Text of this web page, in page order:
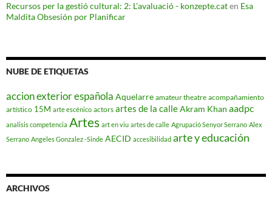
Recursos per la gestió cultural: 2: L'avaluació - konzepte.caten Esa
Maldita Obsesión por Planificar
NUBE DE ETIQUETAS
accion exterior española Aquelarre amateur theatre acompañamiento
artístico 15M arte escénico actors artes de la calleAkram Khan aadpc
analisis competencia Artes art en viu artes de calle Agrupació Senyor Serrano Alex
Serrano Angeles Gonzalez -Sinde AECID accesibilidad arte y educación
ARCHIVOS